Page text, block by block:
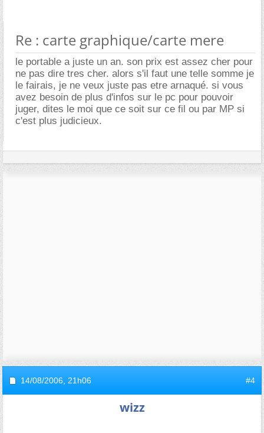
Re : carte graphique/carte mere
le portable a juste un an. son prix est assez cher pour
ne pas dire tres cher. alors s'il faut une telle somme je
le fairais, je ne veux juste pas etre arnaqué. si vous
avez besoin de plus d'infos sur le pc pour pouvoir
juger, dites le moi que ce soit sur ce fil ou par MP si
c'est plus judicieux.
14/08/2006, 21h06 #4
wizz